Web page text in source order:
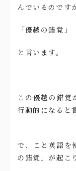
んでいるのです
「優越の錯覚」
と言います。
この優越の錯覚
行動的になると
で、こと英語を
の錯覚」が起こ